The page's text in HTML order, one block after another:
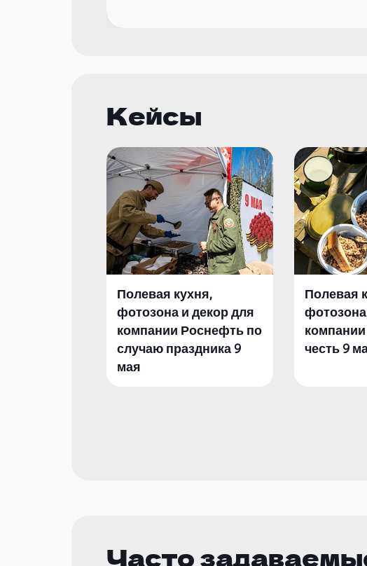
Кейсы
Полевая кухня,
фотозона и декор для
компании Роснефть по
случаю праздника 9
мая
Полевая
честь 9
Часто